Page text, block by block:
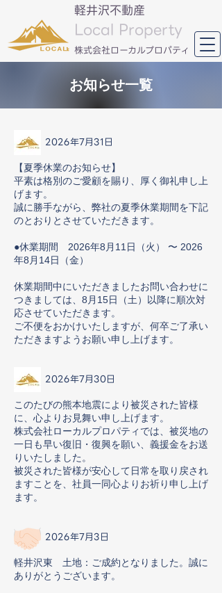
軽井沢不動産
Local Property
​株式会社ローカルプロパティ
お知らせ一覧
2026年7月31日
【夏季休業のお知らせ】
平素は格別のご愛顧を賜り、厚く御礼申し上
げます。
誠に勝手ながら、弊社の夏季休業期間を下記
のとおりとさせていただきます。
●休業期間 2026年8月11日（火） 〜 2026
年8月14日（金）
休業期間中にいただきましたお問い合わせに
つきましては、8月15日（土）以降に順次対
応させていただきます。
ご不便をおかけいたしますが、何卒ご了承い
ただきますようお願い申し上げます。
2026年7月30日
このたびの熊本地震により被災された皆様
に、心よりお見舞い申し上げます。
株式会社ローカルプロパティでは、被災地の
一日も早い復旧・復興を願い、義援金をお送
りいたしました。
被災された皆様が安心して日常を取り戻され
ますことを、社員一同心よりお祈り申し上げ
ます。
2026年7月3日
軽井沢東 土地：ご成約となりました。誠に
ありがとうございます。